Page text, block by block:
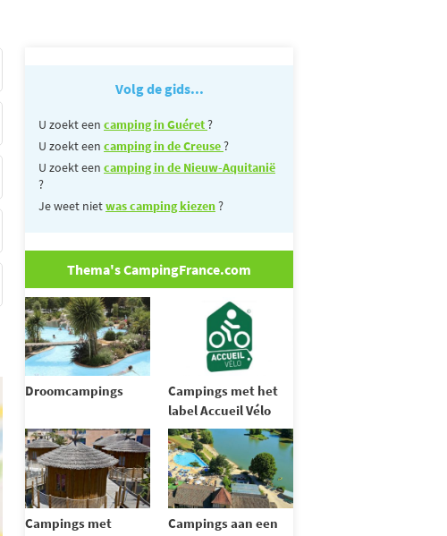
Volg de gids...
U zoekt een camping in Guéret?
U zoekt een camping in de Creuse?
U zoekt een camping in de Nieuw-Aquitanië
?
Je weet nietwas camping kiezen?
Thema's CampingFrance.com
Droomcampings
Campings met het
label Accueil Vélo
Campings met
Campings aan een